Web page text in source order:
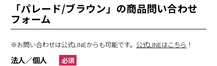
「パレード/ブラウン」の商品問い合わせ
フォーム
※お問い合わせは公式LINEからも可能です。 公式LINEはこちら ！
法人／個人 必須